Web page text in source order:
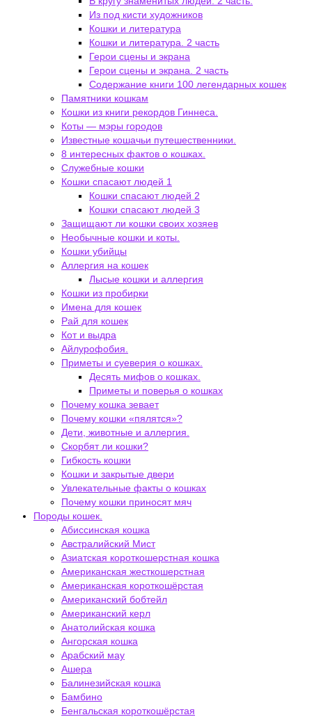
Из под кисти художников
Кошки и литература
Кошки и литература. 2 часть
Герои сцены и экрана
Герои сцены и экрана. 2 часть
Содержание книги 100 легендарных кошек
Памятники кошкам
Кошки из книги рекордов Гиннеса.
Коты — мэры городов
Известные кошачьи путешественники.
8 интересных фактов о кошках.
Служебные кошки
Кошки спасают людей 1
Кошки спасают людей 2
Кошки спасают людей 3
Защищают ли кошки своих хозяев
Необычные кошки и коты.
Кошки убийцы
Аллергия на кошек
Лысые кошки и аллергия
Кошки из пробирки
Имена для кошек
Рай для кошек
Кот и выдра
Айлурофобия.
Приметы и суеверия о кошках.
Десять мифов о кошках.
Приметы и поверья о кошках
Почему кошка зевает
Почему кошки «пялятся»?
Дети, животные и аллергия.
Скорбят ли кошки?
Гибкость кошки
Кошки и закрытые двери
Увлекательные факты о кошках
Почему кошки приносят мяч
Породы кошек.
Абиссинская кошка
Австралийский Мист
Азиатская короткошерстная кошка
Американская жесткошерстная
Американская короткошёрстая
Американский бобтейл
Американский керл
Анатолийская кошка
Ангорская кошка
Арабский мау
Ашера
Балинезийская кошка
Бамбино
Бенгальская короткошёрстая